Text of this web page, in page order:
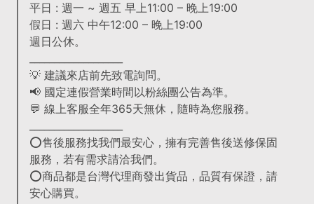
平日 : 週一 ~ 週五 早上11:00 – 晚上19:00
假日 : 週六 中午12:00 – 晚上19:00
週日公休。
💡 建議來店前先致電詢問。
📢 國定連假營業時間以粉絲團公告為準。
💬 線上客服全年365天無休，隨時為您服務。
⭕售後服務找我們最安心，擁有完善售後送修保固
服務，若有需求請洽我們。
⭕商品都是台灣代理商發出貨品，品質有保證，請
安心購買。